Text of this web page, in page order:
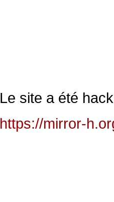
Le site a été
https://mirror-